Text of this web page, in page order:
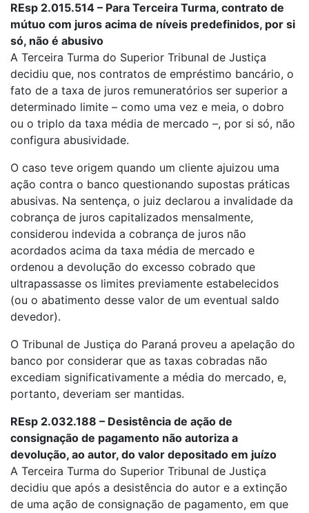
REsp 2.015.514 – Para Terceira Turma, contrato de
mútuo com juros acima de níveis predefinidos, por si
só, não é abusivo
A Terceira Turma do Superior Tribunal de Justiça
decidiu que, nos contratos de empréstimo bancário, o
fato de a taxa de juros remuneratórios ser superior a
determinado limite – como uma vez e meia, o dobro
ou o triplo da taxa média de mercado –, por si só, não
configura abusividade.
O caso teve origem quando um cliente ajuizou uma
ação contra o banco questionando supostas práticas
abusivas. Na sentença, o juiz declarou a invalidade da
cobrança de juros capitalizados mensalmente,
considerou indevida a cobrança de juros não
acordados acima da taxa média de mercado e
ordenou a devolução do excesso cobrado que
ultrapassasse os limites previamente estabelecidos
(ou o abatimento desse valor de um eventual saldo
devedor).
O Tribunal de Justiça do Paraná proveu a apelação do
banco por considerar que as taxas cobradas não
excediam significativamente a média do mercado, e,
portanto, deveriam ser mantidas.
REsp 2.032.188 – Desistência de ação de
consignação de pagamento não autoriza a
devolução, ao autor, do valor depositado em juízo
A Terceira Turma do Superior Tribunal de Justiça
decidiu que após a desistência do autor e a extinção
de uma ação de consignação de pagamento, em que